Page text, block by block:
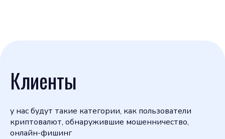
Клиенты
у нас будут такие категории, как пользователи
криптовалют, обнаружившие мошенничество,
онлайн-фишинг